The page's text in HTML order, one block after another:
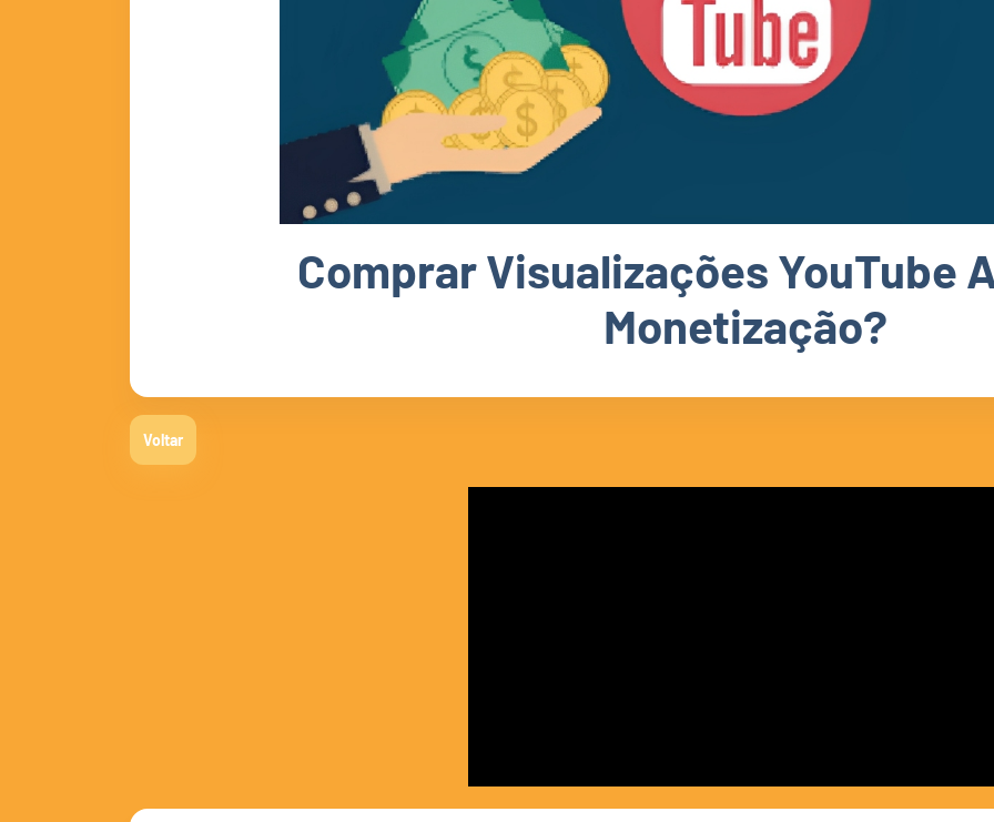
Comprar Visualizações YouTube
Monetização?
Voltar